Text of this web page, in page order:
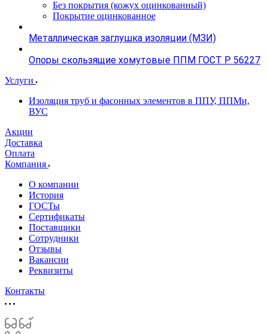
Без покрытия (кожух оцинкованный)
Покрытие оцинкованное
Металлическая заглушка изоляции (МЗИ)
Опоры скользящие хомутовые ППМ ГОСТ Р 56227
Услуги
Изоляция труб и фасонных элементов в ППУ, ППМи,
ВУС
Акции
Доставка
Оплата
Компания
О компании
История
ГОСТы
Сертификаты
Поставщики
Сотрудники
Отзывы
Вакансии
Реквизиты
Контакты